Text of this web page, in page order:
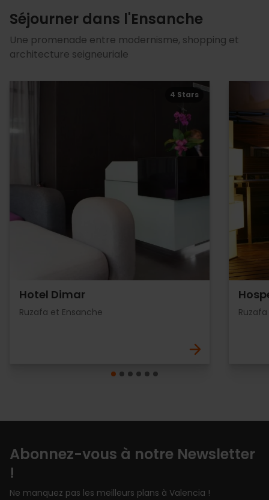
Séjourner dans l'Ensanche
Une promenade entre modernisme, shopping et
architecture seigneuriale
Hotel Dimar
Ruzafa et Ensanche
4 Stars
Abonnez-vous à notre Newsletter
!
Ne manquez pas les meilleurs plans à Valencia !